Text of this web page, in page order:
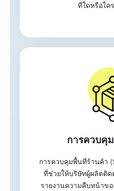
ที่ใดหรือใค
การควบคุ
การควบคุมพื้นที่ร้านค้า
ที่ช่วยให้บริษัทผู้ผลิตติด
รายงานความคืบหน้าข